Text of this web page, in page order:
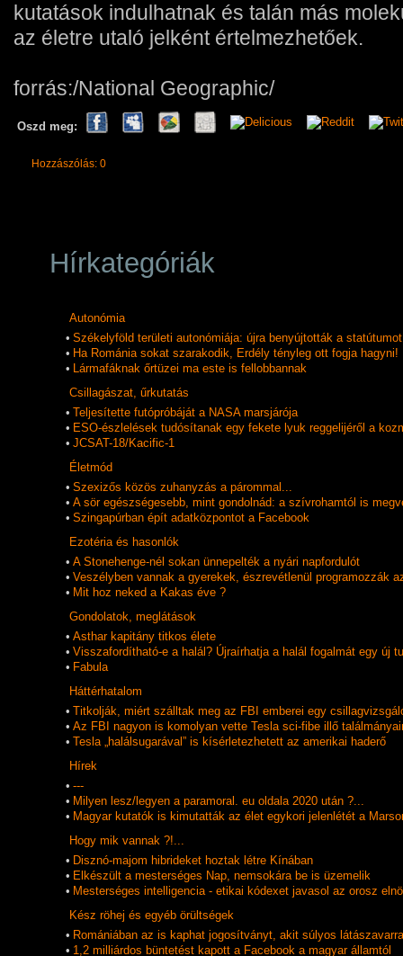
kutatások indulhatnak és talán más
az életre utaló jelként értelmezhetőek.
forrás:/National Geographic/
Oszd meg:
Hozzászólás: 0
Hírkategóriák
Autonómia
• Székelyföld területi autonómiája: újra benyújtották a statútumot
• Ha Románia sokat szarakodik, Erdély tényleg ott fogja hagyni!
• Lármafáknak őrtüzei ma este is fellobbannak
Csillagászat, űrkutatás
• Teljesítette futópróbáját a NASA marsjárója
• ESO-észlelések tudósítanak egy fekete lyuk reggelijéről a
• JCSAT-18/Kacific-1
Életmód
• Szexizős közös zuhanyzás a párommal...
• A sör egészségesebb, mint gondolnád: a szívrohamtól is
• Szingapúrban épít adatközpontot a Facebook
Ezotéria és hasonlók
• A Stonehenge-nél sokan ünnepelték a nyári napfordulót
• Veszélyben vannak a gyerekek, észrevétlenül programozzák
• Mit hoz neked a Kakas éve ?
Gondolatok, meglátások
• Asthar kapitány titkos élete
• Visszafordítható-e a halál? Újraírhatja a halál fogalmát egy új
• Fabula
Háttérhatalom
• Titkolják, miért szálltak meg az FBI emberei egy
• Az FBI nagyon is komolyan vette Tesla sci-fibe illő
• Tesla „halálsugarával” is kísérletezhetett az amerikai haderő
Hí­rek
• ---
• Milyen lesz/legyen a paramoral. eu oldala 2020 után ?...
• Magyar kutatók is kimutatták az élet egykori jelenlétét a
Hogy mik vannak ?!...
• Disznó-majom hibrideket hoztak létre Kínában
• Elkészült a mesterséges Nap, nemsokára be is üzemelik
• Mesterséges intelligencia - etikai kódexet javasol az orosz
Kész röhej és egyéb örültségek
• Romániában az is kaphat jogosítványt, akit súlyos
• 1,2 milliárdos büntetést kapott a Facebook a magyar államtól